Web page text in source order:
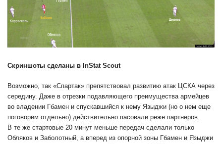
Скриншоты сделаны в InStat Scout
Возможно, так «Спартак» препятствовал развитию атак ЦСКА через
середину. Даже в отрезки подавляющего преимущества армейцев
во владении Гбамен и спускавшийся к нему Языджи (но о нем еще
поговорим отдельно) действительно пасовали реже партнеров.
В те же стартовые 20 минут меньше передач сделали только
Обляков и Заболотный, а вперед из опорной зоны Гбамен и Языджи